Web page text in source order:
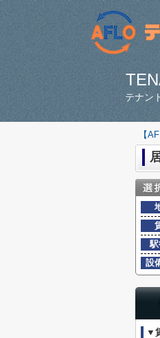
テナン
【
設
▼